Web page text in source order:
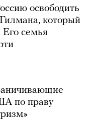
освободить
который
Его семья
по праву